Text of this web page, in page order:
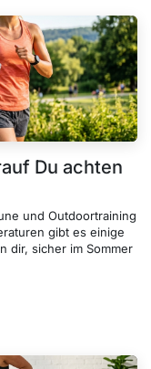
Du achten
und Outdoortraining
gibt es einige
dir, sicher im Sommer